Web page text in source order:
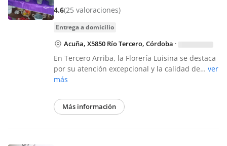
4.6(25 valoraciones)
entrega a domicilio
Acuña, X5850 Río Tercero, Córdoba ·
En Tercero Arriba, la Florería Luisina se destaca
por su atención excepcional y la calidad de… ver
más
Más información